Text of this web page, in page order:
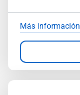
Más información